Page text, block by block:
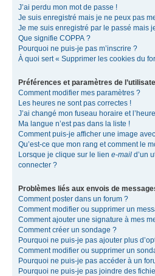
J’ai perdu mon mot de passe !
Je suis enregistré mais je ne peux pas
Je me suis enregistré par le passé mais
Que signifie COPPA ?
Pourquoi ne puis-je pas m’inscrire ?
À quoi sert « Supprimer les cookies du
Préférences et paramètres de
Comment modifier mes paramètres ?
Les heures ne sont pas correctes !
J’ai changé mon fuseau horaire et
Ma langue n’est pas dans la liste !
Comment puis-je afficher une image
Qu’est-ce que mon rang et comment le
Lorsque je clique sur le lien e-mail d’un
connecter ?
Problèmes liés aux envois de
Comment poster dans un forum ?
Comment modifier ou supprimer un
Comment ajouter une signature à mes
Comment créer un sondage ?
Pourquoi ne puis-je pas ajouter plus
Comment modifier ou supprimer un
Pourquoi ne puis-je pas accéder à un
Pourquoi ne puis-je pas joindre des